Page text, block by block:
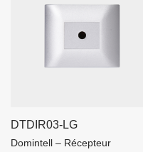
DTDIR03-LG
Domintell – Récepteur